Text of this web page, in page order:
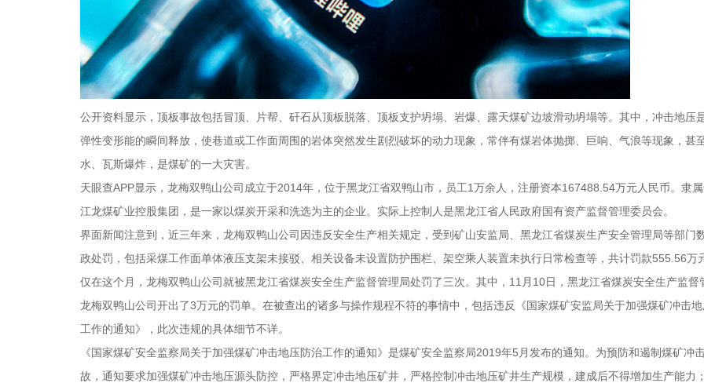
公开资料显示，顶板事故包括冒顶、片帮、矸石从顶板脱落、顶板支护坍塌、岩爆、露天煤矿边坡滑动坍塌等。其中，冲击地压
弹性变形能的瞬间释放，使巷道或工作面周围的岩体突然发生剧烈破坏的动力现象，常伴有煤岩体抛掷、巨响、气浪等现象，甚
水、瓦斯爆炸，是煤矿的一大灾害。
天眼查APP显示，龙梅双鸭山公司成立于2014年，位于黑龙江省双鸭山市，员工1万余人，注册资本167488.54万元人民币。隶
江龙煤矿业控股集团，是一家以煤炭开采和洗选为主的企业。实际上控制人是黑龙江省人民政府国有资产监督管理委员会。
界面新闻注意到，近三年来，龙梅双鸭山公司因违反安全生产相关规定，受到矿山安监局、黑龙江省煤炭生产安全管理局等部门
政处罚，包括采煤工作面单体液压支架未接驳、相关设备未设置防护围栏、架空乘人装置未执行日常检查等，共计罚款555.56万
仅在这个月，龙梅双鸭山公司就被黑龙江省煤炭安全生产监督管理局处罚了三次。其中，11月10日，黑龙江省煤炭安全生产监督
龙梅双鸭山公司开出了3万元的罚单。在被查出的诸多与操作规程不符的事情中，包括违反《国家煤矿安监局关于加强煤矿冲击
工作的通知》，此次违规的具体细节不详。
《国家煤矿安全监察局关于加强煤矿冲击地压防治工作的通知》是煤矿安全监察局2019年5月发布的通知。为预防和遏制煤矿冲
故，通知要求加强煤矿冲击地压源头防控，严格界定冲击地压矿井，严格控制冲击地压矿井生产规模，建成后不得增加生产能力